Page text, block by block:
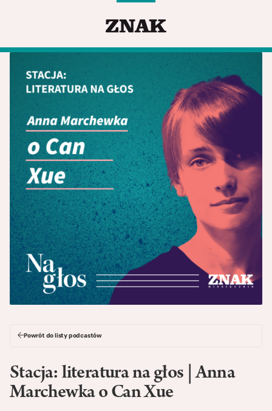
Powrót do listy podcastów
Stacja: literatura na głos | Anna
Marchewka o Can Xue